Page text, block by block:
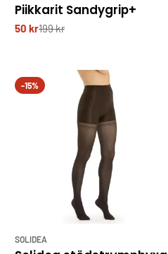
Piikkarit Sandygrip+
50 kr199 kr
-15%
SOLIDEA